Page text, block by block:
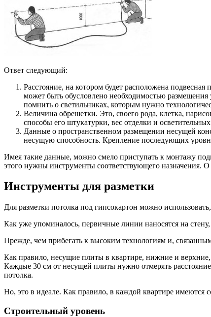
Ответ следующий:
Расстояние, на котором будет расположена
может быть обусловлено необходимостью
помнить о светильниках, которым нужно
Величина обрешетки. Это, своего рода, клетка,
способы его штукатурки, вес отделки и
Данные о пространственном размещении несущей
несущую способность. Крепление последующих
Имея такие данные, можно смело приступать к монтажу
этого нужны инструменты соответствующего назначения. О
Инструменты для разметки
Для разметки потолка под гипсокартон можно
Как уже упоминалось, первичные линии наносятся на
Прежде, чем прибегать к высоким технологиям и,
Как правило, несущие плиты в квартире, нижние и
Каждые 30 см от несущей плиты нужно отмерять
потолка.
Но, это в идеале. Как правило, в каждой квартире имеются
Строительный уровень